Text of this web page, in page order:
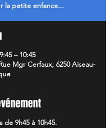
la petite enfance...
– 10:45
Mgr Cerfaux, 6250 Aiseau-
de 9h45 à 10h45.